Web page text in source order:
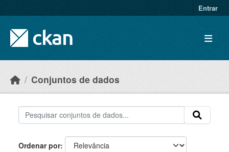
Entrar
Conjuntos de dados
Ordenar por